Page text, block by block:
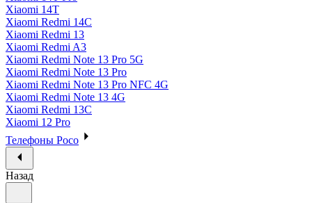
Xiaomi 14T
Xiaomi Redmi 14C
Xiaomi Redmi 13
Xiaomi Redmi A3
Xiaomi Redmi Note 13 Pro 5G
Xiaomi Redmi Note 13 Pro
Xiaomi Redmi Note 13 Pro NFC 4G
Xiaomi Redmi Note 13 4G
Xiaomi Redmi 13C
Xiaomi 12 Pro
Телефоны Poco
Назад